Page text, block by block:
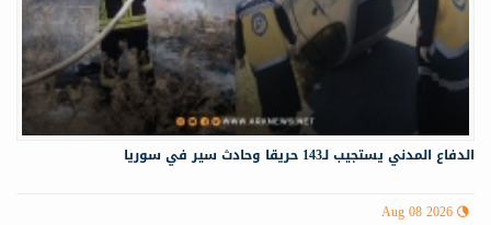
الدفاع المدني يستجيب لـ143 حريقا وحادث سير في سوريا
Aug 08 2026